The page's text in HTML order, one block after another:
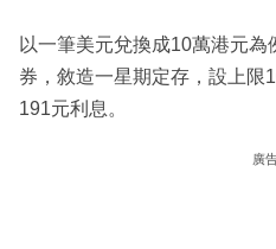
以一筆美元兌換成10萬港元
券，敘造一星期定存，設上限
191元利息。
廣